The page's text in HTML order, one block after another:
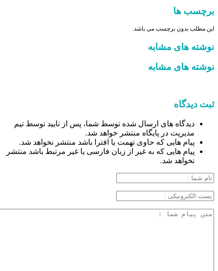
برچسب ها
این مطلب بدون برچسب می باشد.
نوشته های مشابه
نوشته های مشابه
ثبت دیدگاه
دیدگاه های ارسال شده توسط شما، پس از تایید توسط تیم
مدیریت در پایگاه منتشر خواهد شد.
پیام هایی که حاوی تهمت یا افترا باشد منتشر نخواهد شد.
پیام هایی که به غیر از زبان فارسی یا غیر مرتبط باشد منتشر
نخواهد شد.